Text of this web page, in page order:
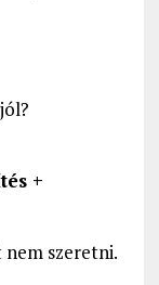
+
szeretni.